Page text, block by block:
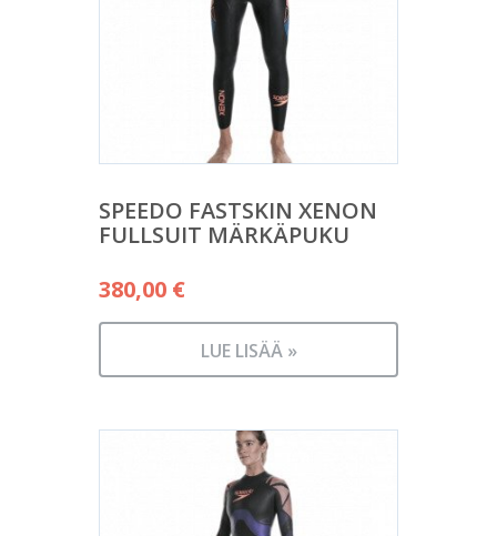
SPEEDO FASTSKIN XENON
FULLSUIT MÄRKÄPUKU
380,00 €
LUE LISÄÄ »